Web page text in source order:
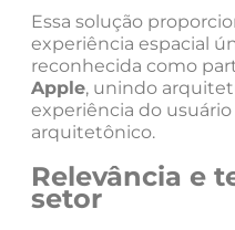
Essa solução
experiência espacial
reconhecida como
Apple, unindo
experiência do
arquitetônico.
Relevância e
setor